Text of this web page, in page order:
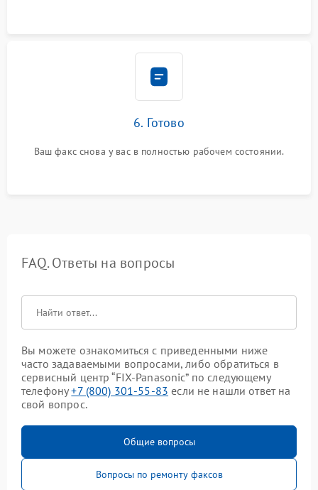
6. Готово
Ваш факс снова у вас в полностью рабочем состоянии.
FAQ. Ответы на вопросы
Вы можете ознакомиться с приведенными ниже
часто задаваемыми вопросами, либо обратиться в
сервисный центр “FIX-Panasonic” по следующему
телефону+7 (800) 301-55-83 если не нашли ответ на
свой вопрос.
Общие вопросы
Вопросы по ремонту факсов